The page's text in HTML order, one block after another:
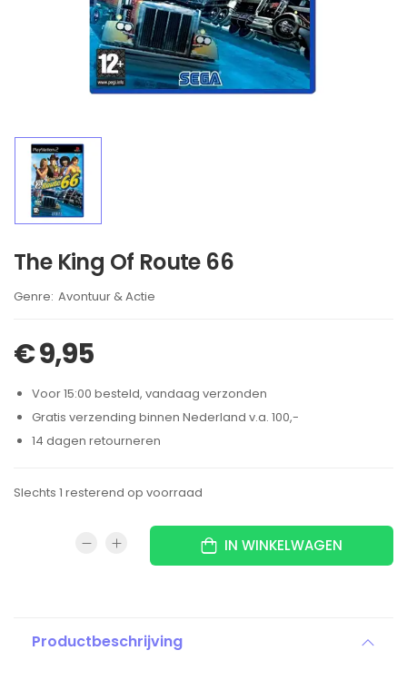
The King Of Route 66
Brand:
Avontuur & Actie
€9,95
Voor 15:00 besteld, vandaag verzonden
Gratis verzending binnen Nederland v.a. 100,-
14 dagen retourneren
Slechts 1 resterend op voorraad
IN WINKELWAGEN
Productbeschrijving